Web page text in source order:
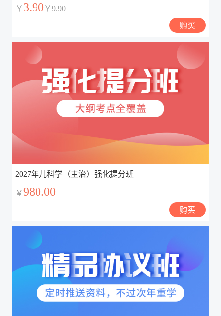
￥ 3.90￥9.90
购买
2027年儿科学（主治）强化提分班
￥980.00
购买